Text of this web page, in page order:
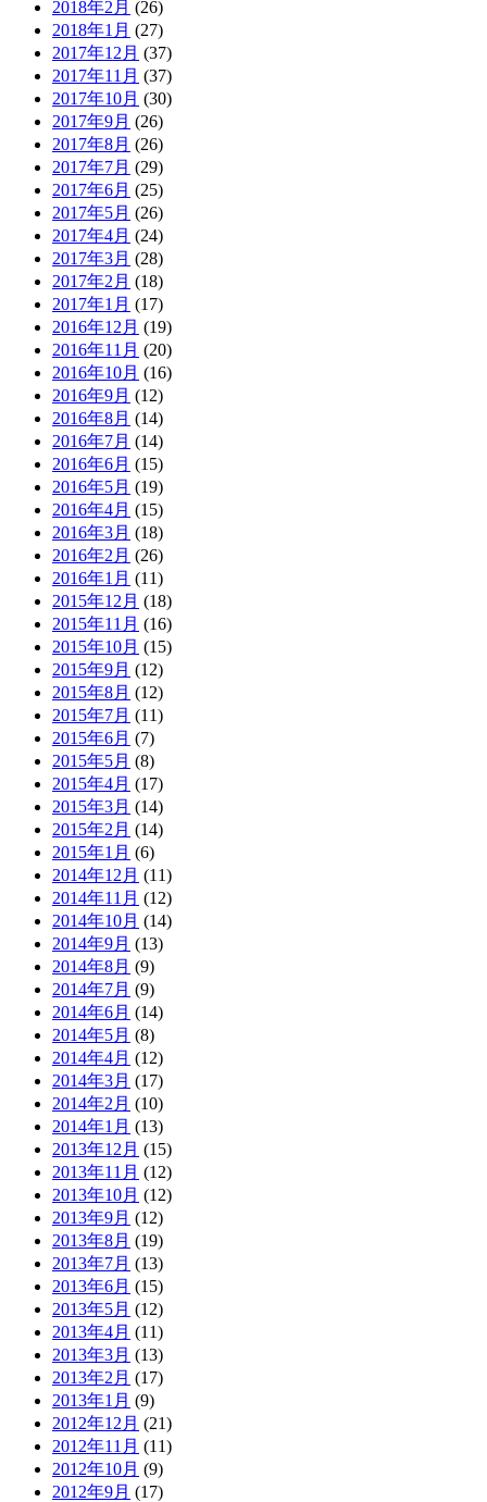
2018年2月 (26)
2018年1月 (27)
2017年12月 (37)
2017年11月 (37)
2017年10月 (30)
2017年9月 (26)
2017年8月 (26)
2017年7月 (29)
2017年6月 (25)
2017年5月 (26)
2017年4月 (24)
2017年3月 (28)
2017年2月 (18)
2017年1月 (17)
2016年12月 (19)
2016年11月 (20)
2016年10月 (16)
2016年9月 (12)
2016年8月 (14)
2016年7月 (14)
2016年6月 (15)
2016年5月 (19)
2016年4月 (15)
2016年3月 (18)
2016年2月 (26)
2016年1月 (11)
2015年12月 (18)
2015年11月 (16)
2015年10月 (15)
2015年9月 (12)
2015年8月 (12)
2015年7月 (11)
2015年6月 (7)
2015年5月 (8)
2015年4月 (17)
2015年3月 (14)
2015年2月 (14)
2015年1月 (6)
2014年12月 (11)
2014年11月 (12)
2014年10月 (14)
2014年9月 (13)
2014年8月 (9)
2014年7月 (9)
2014年6月 (14)
2014年5月 (8)
2014年4月 (12)
2014年3月 (17)
2014年2月 (10)
2014年1月 (13)
2013年12月 (15)
2013年11月 (12)
2013年10月 (12)
2013年9月 (12)
2013年8月 (19)
2013年7月 (13)
2013年6月 (15)
2013年5月 (12)
2013年4月 (11)
2013年3月 (13)
2013年2月 (17)
2013年1月 (9)
2012年12月 (21)
2012年11月 (11)
2012年10月 (9)
2012年9月 (17)